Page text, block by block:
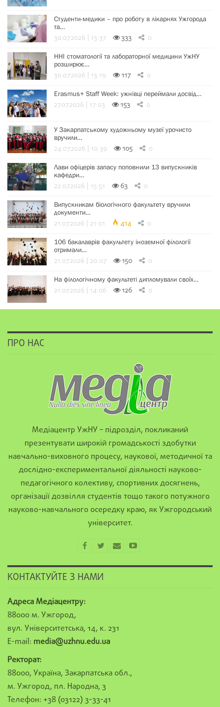
Студенти-медики – про роботу в лікарнях Ужгорода
та…
30.07.2026 | 13:37 333 0
ННІ стоматології та лабораторної медицини УжНУ
розширює…
30.07.2026 | 13:19 117 0
Erasmus+ Staff Week: ужнівці переймали досвід…
27.07.2026 | 17:03 153 0
У Закарпатському художньому музеї урочисто
вручили…
24.07.2026 | 10:39 105 0
Лави офіцерів запасу поповнили 13 випускників
кафедри…
22.07.2026 | 15:51 63 0
Випускникам біологічного факультету вручили
документи…
21.07.2026 | 21:01 414 0
106 бакалаврів факультету іноземної філології
отримали…
21.07.2026 | 20:07 150 0
На філологічному факультеті дипломували своїх…
21.07.2026 | 14:06 126 0
ПРО НАС
Медіацентр УжНУ – підрозділ, покликаний
презентувати широкій громадськості здобутки
навчально-виховного процесу, наукової, методичної та
дослідно-експериментальної діяльності науково-
педагогічного колективу, спортивних досягнень,
організації дозвілля студентів тощо такого потужного
науково-навчального осередку краю, як Ужгородський
університет.
КОНТАКТУЙТЕ З НАМИ
Адреса Медіацентру:
88000 м. Ужгород,
вул. Університетська, 14, к. 231
E-mail: media@uzhnu.edu.ua
Ректорат:
88000, Україна, Закарпатська обл.,
м. Ужгород, пл. Народна, 3
Телефон: +38 (03122) 3-33-41